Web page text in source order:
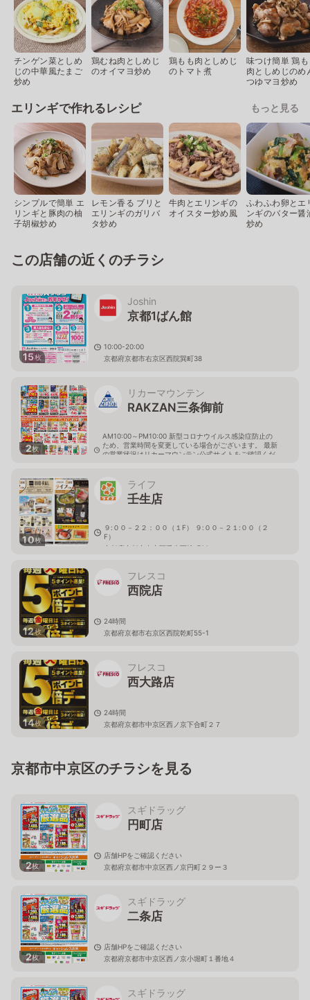
チンゲン菜としめ
じの中華風たまご
炒め
鶏むね肉としめじ
のオイマヨ炒め
鶏もも肉としめじ
のトマト煮
味つけ簡単 鶏
肉としめじのめ
つゆマヨ炒め
エリンギで作れるレシピ もっと見る
シンプルで簡単 エ
リンギと豚肉の柚
子胡椒炒め
レモン香る ブリと
エリンギのガリバ
タ炒め
牛肉とエリンギの
オイスター炒め風
ふわふわ卵とエ
ンギのバター醤
炒め
この店舗の近くのチラシ
15枚
Joshin
京都1ばん館
10:00-20:00
京都府京都市右京区西院巽町38
2枚
リカーマウンテン
RAKZAN三条御前
AM10:00～PM10:00 新型コロナウイルス感染症防止の
ため、営業時間を変更している場合がございます。 最新
の営業状況はリカーマウンテン公式サイトをご確認くだ
10枚
ライフ
壬生店
９:００－２２：００（１F） ９:００－２１:００（２
F）
京都府京都市中京区壬生西檜町23
12枚
フレスコ
西院店
24時間
京都府京都市右京区西院乾町55-1
14枚
フレスコ
西大路店
24時間
京都府京都市中京区西ノ京下合町２７
京都市中京区のチラシを見る
2枚
スギドラッグ
円町店
店舗HPをご確認ください
京都府京都市中京区西ノ京円町２９ー３
2枚
スギドラッグ
二条店
店舗HPをご確認ください
京都府京都市中京区西ノ京小堀町１番地４
スギドラッグ